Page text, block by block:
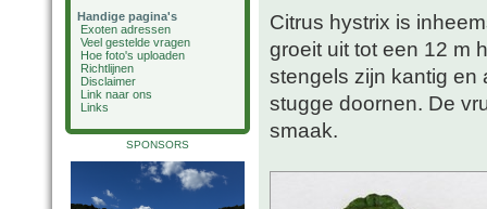
Handige pagina's
Exoten adressen
Veel gestelde vragen
Hoe foto's uploaden
Richtlijnen
Disclaimer
Link naar ons
Links
SPONSORS
Citrus hystrix is
groeit uit tot een 12 m
stengels zijn kantig en
stugge doornen. De
smaak.